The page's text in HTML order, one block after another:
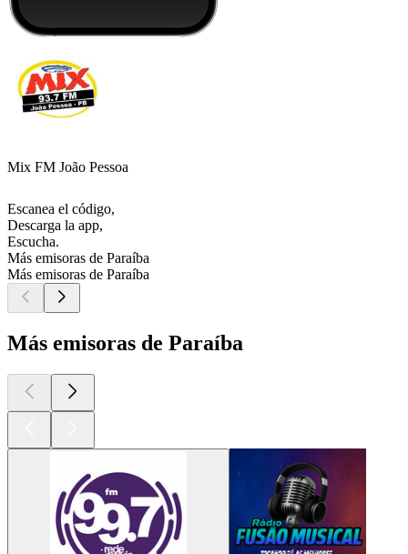
Mix FM João Pessoa
Escanea el código,
Descarga la app,
Escucha.
Más emisoras de Paraíba
Más emisoras de Paraíba
Más emisoras de Paraíba